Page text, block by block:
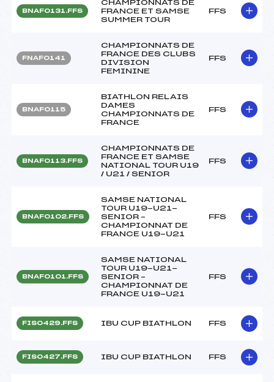
BNAF0131.FFS
CHAMPIONNATS DE
FRANCE ET SAMSE
SUMMER TOUR
FFS
FNAF0141
CHAMPIONNATS DE
FRANCE DES CLUBS
DIVISION
FEMININE
FFS
BNAF0115
BIATHLON RELAIS
DAMES
CHAMPIONNATS DE
FRANCE
FFS
BNAF0113.FFS
CHAMPIONNATS DE
FRANCE ET SAMSE
NATIONAL TOUR U19
/ U21 / SENIOR
FFS
BNAF0102.FFS
SAMSE NATIONAL
TOUR U19-U21-
SENIOR –
CHAMPIONNAT DE
FRANCE U19-U21
FFS
BNAF0101.FFS
SAMSE NATIONAL
TOUR U19-U21-
SENIOR –
CHAMPIONNAT DE
FRANCE U19-U21
FFS
FIS0429.FFS IBU CUP BIATHLON FFS
FIS0427.FFS IBU CUP BIATHLON FFS